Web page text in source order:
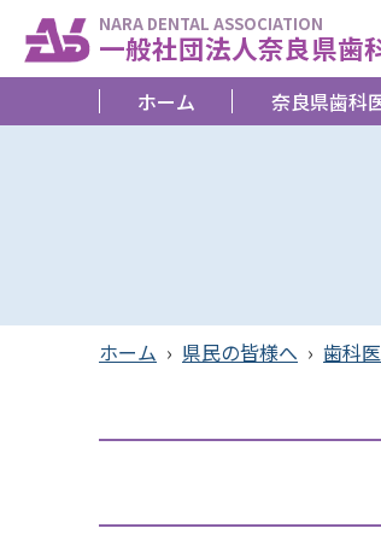
NARA DENTAL ASSOCIATION
一般社団法人奈良県歯
ホーム 奈良県歯科
ホーム › 県民の皆様へ › 歯科